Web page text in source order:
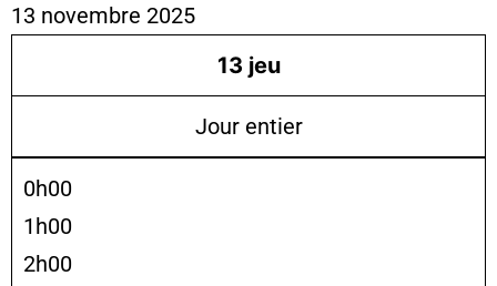
13 novembre 2025
13 jeu
Jour entier
0h00
1h00
2h00